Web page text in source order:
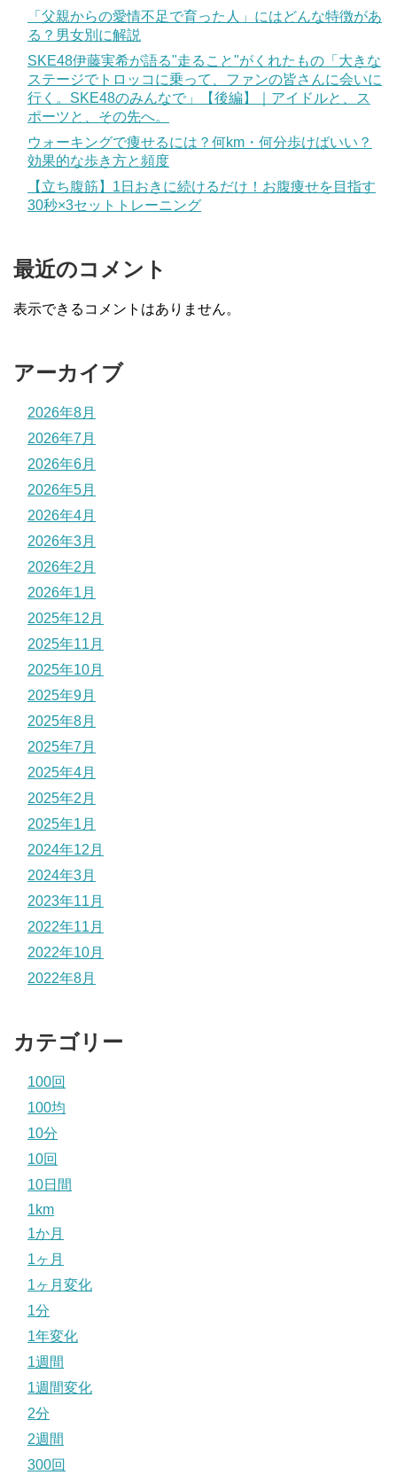
「父親からの愛情不足で育った人」にはどんな特徴があ
る？男女別に解説
SKE48伊藤実希が語る"走ること"がくれたもの「大きな
ステージでトロッコに乗って、ファンの皆さんに会いに
行く。SKE48のみんなで」【後編】｜アイドルと、ス
ポーツと、その先へ。
ウォーキングで痩せるには？何km・何分歩けばいい？
効果的な歩き方と頻度
【立ち腹筋】1日おきに続けるだけ！お腹痩せを目指す
30秒×3セットトレーニング
最近のコメント
表示できるコメントはありません。
アーカイブ
2026年8月
2026年7月
2026年6月
2026年5月
2026年4月
2026年3月
2026年2月
2026年1月
2025年12月
2025年11月
2025年10月
2025年9月
2025年8月
2025年7月
2025年4月
2025年2月
2025年1月
2024年12月
2024年3月
2023年11月
2022年11月
2022年10月
2022年8月
カテゴリー
100回
100均
10分
10回
10日間
1km
1か月
1ヶ月
1ヶ月変化
1分
1年変化
1週間
1週間変化
2分
2週間
300回